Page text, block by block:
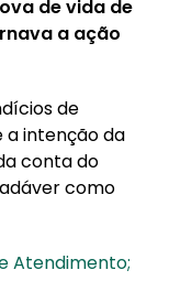
de vida de
a ação
de
a intenção da
conta do
como
Atendimento;